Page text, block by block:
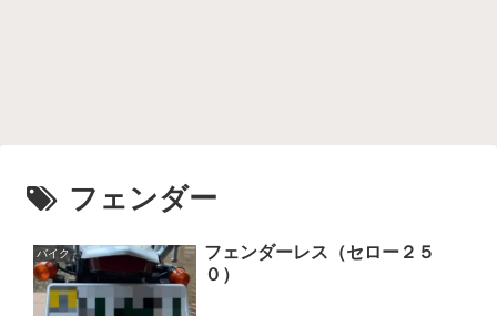
フェンダー
バイク
フェンダーレス（セロー２５
０）